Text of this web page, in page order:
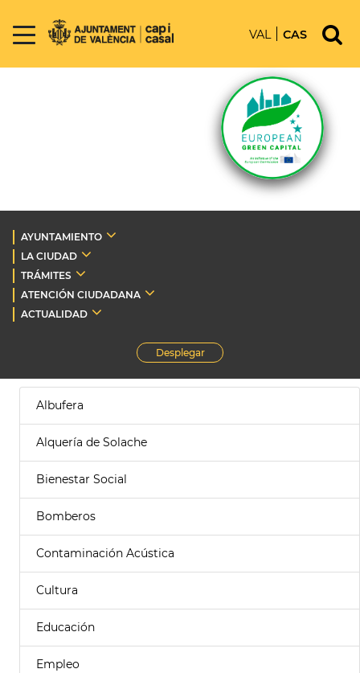
VAL CAS
AYUNTAMIENTO
LA CIUDAD
TRÁMITES
ATENCIÓN CIUDADANA
ACTUALIDAD
Desplegar
Albufera
Alquería de Solache
Bienestar Social
Bomberos
Contaminación Acústica
Cultura
Educación
Empleo